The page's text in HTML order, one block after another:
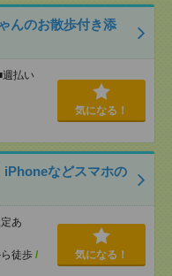
んのお散歩付き添
払い
気になる！
iPhoneなどスマホの
あ
徒歩 /
気になる！